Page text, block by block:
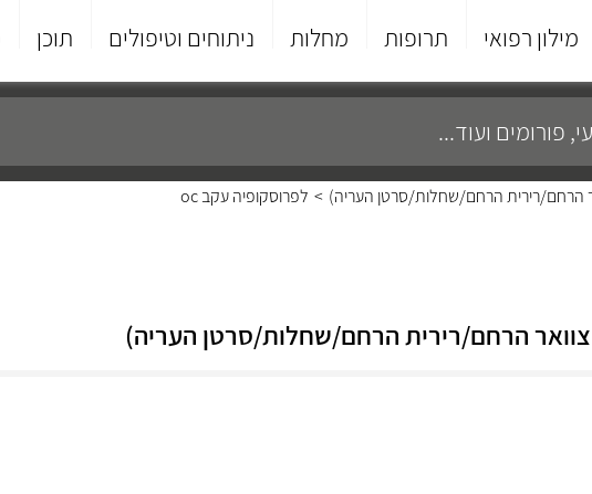
מילון רפואי תרופות מחלות ניתוחים וטיפולים תוכן
הרחם/רירית הרחם/שחלות/סרטן העריה) > לפרוסקופיה עקב oc
צוואר הרחם/רירית הרחם/שחלות/סרטן העריה)